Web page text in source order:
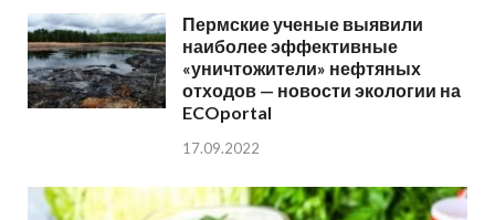
Пермские ученые выявили
наиболее эффективные
«уничтожители» нефтяных
отходов — новости экологии на
ECOportal
17.09.2022